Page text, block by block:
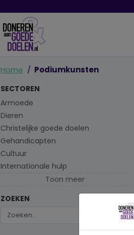
Home Podiumkunsten
SECTOREN
Armoede
Dieren
Christelijke goede doelen
Gehandicapten
Cultuur
Internationale hulp
Toon meer
ZOEKEN